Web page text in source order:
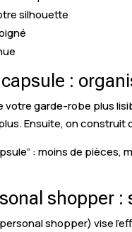
silhouette
:
garde-robe plus
Ensuite, on
: moins de
shopper
shopper) vise